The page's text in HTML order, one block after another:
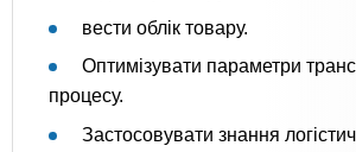
вести облік товару.
Оптимізувати параметри
процесу.
Застосовувати знання